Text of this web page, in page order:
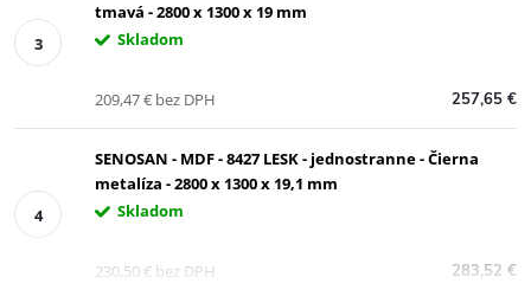
tmavá - 2800 x 1300 x 19 mm
Skladom
257,65 €
209,47 € bez DPH
SENOSAN - MDF - 8427 LESK - jednostranne - Čierna
metalíza - 2800 x 1300 x 19,1 mm
Skladom
283,52 €
230,50 € bez DPH